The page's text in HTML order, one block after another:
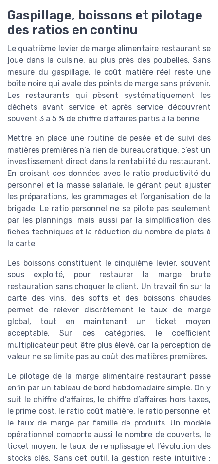
Gaspillage, boissons et pilotage
des ratios en continu
Le quatrième levier de marge alimentaire restaurant se
joue dans la cuisine, au plus près des poubelles. Sans
mesure du gaspillage, le coût matière réel reste une
boîte noire qui avale des points de marge sans prévenir.
Les restaurants qui pèsent systématiquement les
déchets avant service et après service découvrent
souvent 3 à 5 % de chiffre d’affaires partis à la benne.
Mettre en place une routine de pesée et de suivi des
matières premières n’a rien de bureaucratique, c’est un
investissement direct dans la rentabilité du restaurant.
En croisant ces données avec le ratio productivité du
personnel et la masse salariale, le gérant peut ajuster
les préparations, les grammages et l’organisation de la
brigade. Le ratio personnel ne se pilote pas seulement
par les plannings, mais aussi par la simplification des
fiches techniques et la réduction du nombre de plats à
la carte.
Les boissons constituent le cinquième levier, souvent
sous exploité, pour restaurer la marge brute
restauration sans choquer le client. Un travail fin sur la
carte des vins, des softs et des boissons chaudes
permet de relever discrètement le taux de marge
global, tout en maintenant un ticket moyen
acceptable. Sur ces catégories, le coefficient
multiplicateur peut être plus élevé, car la perception de
valeur ne se limite pas au coût des matières premières.
Le pilotage de la marge alimentaire restaurant passe
enfin par un tableau de bord hebdomadaire simple. On y
suit le chiffre d’affaires, le chiffre d’affaires hors taxes,
le prime cost, le ratio coût matière, le ratio personnel et
le taux de marge par famille de produits. Un modèle
opérationnel comporte aussi le nombre de couverts, le
ticket moyen, le taux de remplissage et l’évolution des
stocks clés. Sans cet outil, la gestion reste intuitive ;